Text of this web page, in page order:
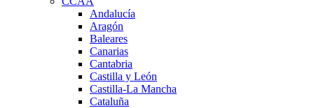
Andalucía
Aragón
Baleares
Canarias
Cantabria
Castilla y León
Castilla-La Mancha
Cataluña